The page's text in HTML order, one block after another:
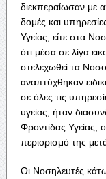
διεκπεραίωσαν με
δομές και
Υγείας, είτε στα
ότι μέσα σε λίγα
στελεχωθεί τα
αναπτύχθηκαν
σε όλες τις
υγείας, ήταν
Φροντίδας Υγείας,
περιορισμό της
Οι Νοσηλευτές